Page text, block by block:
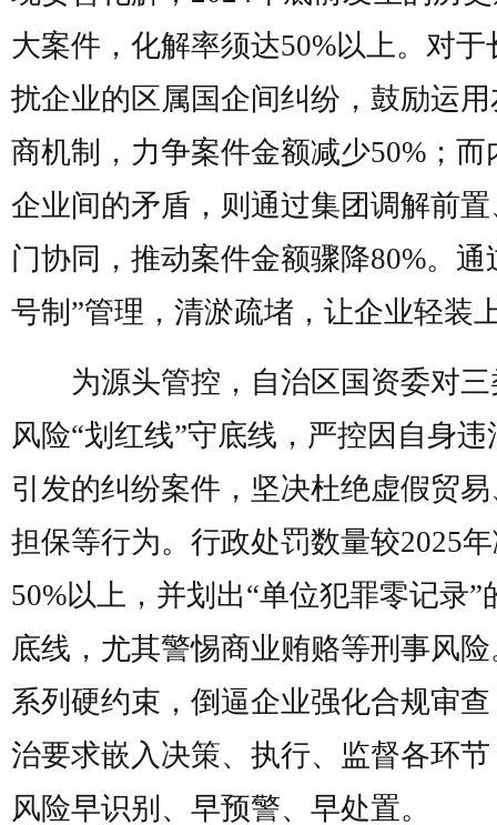
大案件，化解率须达50%以上。对于
扰企业的区属国企间纠纷，鼓励运
商机制，力争案件金额减少50%；而
企业间的矛盾，则通过集团调解前
门协同，推动案件金额骤降80%。通
号制”管理，清淤疏堵，让企业轻装
为源头管控，自治区国资委对三
风险“划红线”守底线，严控因自身违
引发的纠纷案件，坚决杜绝虚假贸
担保等行为。行政处罚数量较2025
50%以上，并划出“单位犯罪零记录”
底线，尤其警惕商业贿赂等刑事风
系列硬约束，倒逼企业强化合规审
治要求嵌入决策、执行、监督各环
风险早识别、早预警、早处置。